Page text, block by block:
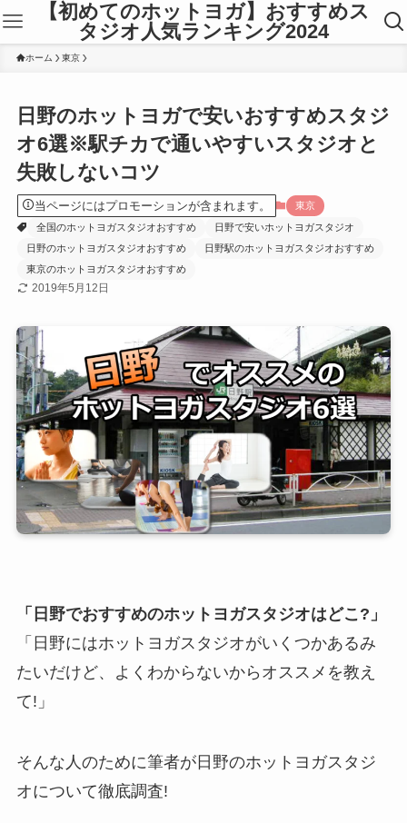
【初めてのホットヨガ】おすすめス
タジオ人気ランキング2024
ホーム 東京
日野のホットヨガで安いおすすめスタジ
オ6選※駅チカで通いやすいスタジオと
失敗しないコツ
当ページにはプロモーションが含まれます。
東京
全国のホットヨガスタジオおすすめ
日野で安いホットヨガスタジオ
日野のホットヨガスタジオおすすめ
日野駅のホットヨガスタジオおすすめ
東京のホットヨガスタジオおすすめ
2019年5月12日
「日野でおすすめのホットヨガスタジオはどこ?」
「日野にはホットヨガスタジオがいくつかあるみ
たいだけど、よくわからないからオススメを教え
て!」
そんな人のために筆者が日野のホットヨガスタジ
オについて徹底調査!